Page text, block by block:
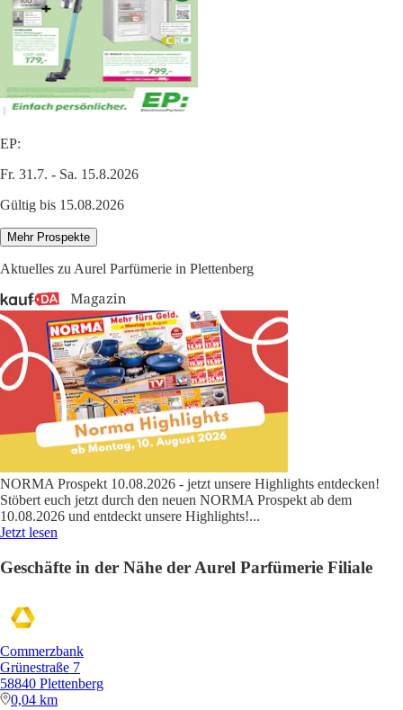
EP:
Fr. 31.7. - Sa. 15.8.2026
Gültig bis 15.08.2026
Mehr Prospekte
Aktuelles zu Aurel Parfümerie in Plettenberg
NORMA Prospekt 10.08.2026 - jetzt unsere Highlights entdecken!
Stöbert euch jetzt durch den neuen NORMA Prospekt ab dem
10.08.2026 und entdeckt unsere Highlights!...
Jetzt lesen
Geschäfte in der Nähe der Aurel Parfümerie Filiale
Commerzbank
Grünestraße 7
58840 Plettenberg
0,04 km